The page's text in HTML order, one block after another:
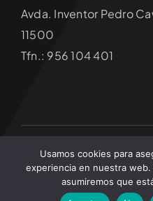
Avda. Inventor Pedro
11500
Tfn.: 956 104 401
© 2026 • Articlima Energía
los
Usamos cookies para
experiencia en nuestra
asumiremos que